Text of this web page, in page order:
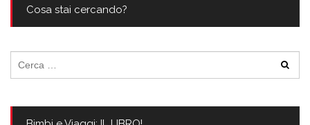
Cosa stai cercando?
per: